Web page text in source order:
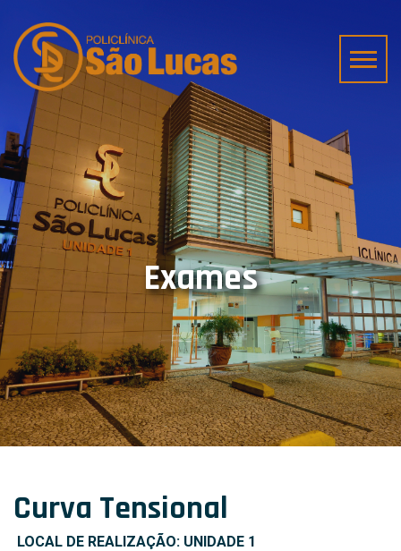
Exames
Curva Tensional
LOCAL DE REALIZAÇÃO: UNIDADE 1